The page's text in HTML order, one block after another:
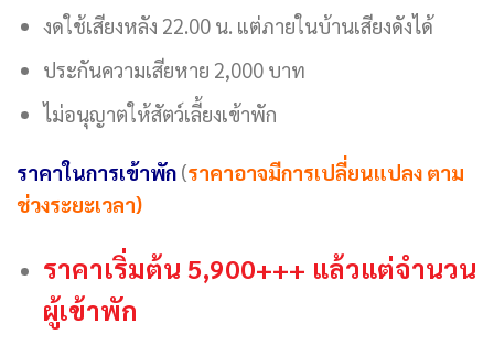
งดใช้เสียงหลัง 22.00 น. แต่ภายในบ้านเสียงดังได้
ประกันความเสียหาย 2,000 บาท
ไม่อนุญาตให้สัตว์เลี้ยงเข้าพัก
ราคาในการเข้าพัก (ราคาอาจมีการเปลี่ยนแปลง ตาม
ช่วงระยะเวลา)
ราคาเริ่มต้น 5,900+++ แล้วแต่จำนวน
ผู้เข้าพัก